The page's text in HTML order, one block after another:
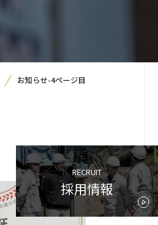
お知らせ-4ページ目
RECRUIT
採用情報